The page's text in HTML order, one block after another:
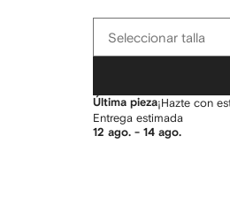
tallaSeleccionar talla
Última pieza¡Hazte con
Entrega estimada
12 ago. - 14 ago.